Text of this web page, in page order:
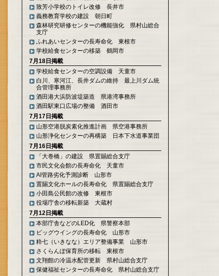
致芳小学校のトイレ改修 長井市
義務教育学校の建設 朝日町
森林研究研修センターの機能強化 県村山総合
支庁
ふれあいセンターの長寿命化 東根市
学校給食センターの移築 鶴岡市
7月18日掲載
学校給食センターの空調設備 天童市
白川、寒河江、長井ダムの維持 最上川ダム統
合管理事務所
酒田港大浜防波堤築造 県港湾事務所
酒田駅東口広場の整備 酒田市
7月17日掲載
山形空港脱炭素化推進計画 県空港事務所
山形浄化センターの再構築 日本下水道事業団
7月16日掲載
「大巻橋」の建設 県置賜総合支庁
市民文化会館の長寿命化 天童市
AI管路劣化予測診断 山形市
置賜文化ホールの長寿命化 県置賜総合支庁
小田島公民館の改修 東根市
役場庁舎の移転新築 大蔵村
7月12日掲載
本部庁舎などのLED化 県警察本部
ビッグウイングの長寿命化 山形市
粋七（いきなな）エリア整備事業 山形市
さくらんぼ保育所の移転 東根市
文翔館の冷温水配管更新 県村山総合支庁
保健福祉センターの長寿命化 県村山総合支庁